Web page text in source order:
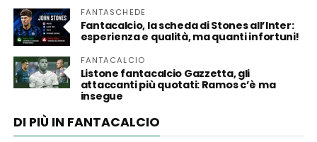
FANTASCHEDE
Fantacalcio, la scheda di Stones all’Inter:
esperienza e qualità, ma quanti infortuni!
FANTACALCIO
Listone fantacalcio Gazzetta, gli
attaccanti più quotati: Ramos c’è ma
insegue
DI PIÙ IN FANTACALCIO